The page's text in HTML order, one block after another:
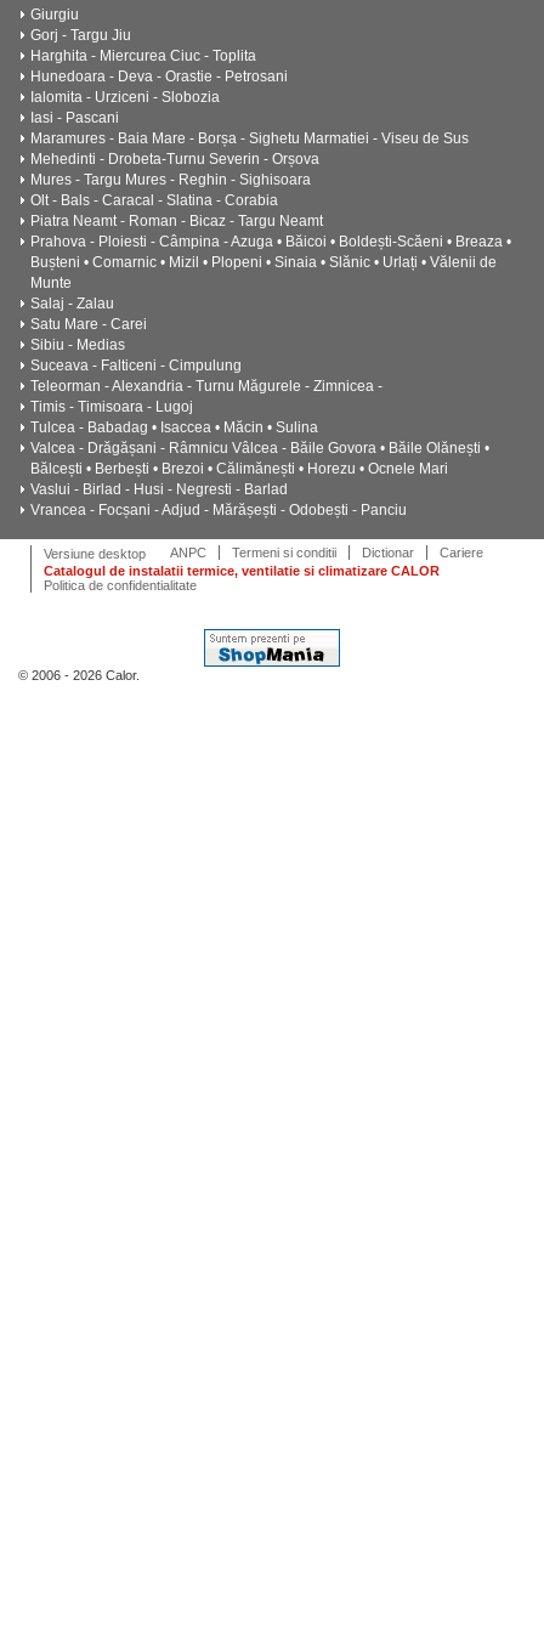
Giurgiu
Gorj - Targu Jiu
Harghita - Miercurea Ciuc - Toplita
Hunedoara - Deva - Orastie - Petrosani
Ialomita - Urziceni - Slobozia
Iasi - Pascani
Maramures - Baia Mare - Borșa - Sighetu Marmatiei - Viseu de Sus
Mehedinti - Drobeta-Turnu Severin - Orșova
Mures - Targu Mures - Reghin - Sighisoara
Olt - Bals - Caracal - Slatina - Corabia
Piatra Neamt - Roman - Bicaz - Targu Neamt
Prahova - Ploiesti - Câmpina - Azuga • Băicoi • Boldești-Scăeni • Breaza •
Bușteni • Comarnic • Mizil • Plopeni • Sinaia • Slănic • Urlați • Vălenii de
Munte
Salaj - Zalau
Satu Mare - Carei
Sibiu - Medias
Suceava - Falticeni - Cimpulung
Teleorman - Alexandria - Turnu Măgurele - Zimnicea -
Timis - Timisoara - Lugoj
Tulcea - Babadag • Isaccea • Măcin • Sulina
Valcea - Drăgășani - Râmnicu Vâlcea - Băile Govora • Băile Olănești •
Bălcești • Berbești • Brezoi • Călimănești • Horezu • Ocnele Mari
Vaslui - Birlad - Husi - Negresti - Barlad
Vrancea - Focșani - Adjud - Mărășești - Odobești - Panciu
Versiune desktop ANPC Termeni si conditii Dictionar
Cariere
Catalogul de instalatii termice, ventilatie si climatizare CALOR
Politica de confidentialitate
© 2006 - 2026 Calor.